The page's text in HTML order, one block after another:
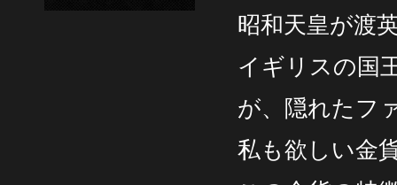
昭和天皇が渡
イギリスの国
が、隠れたフ
私も欲しい金